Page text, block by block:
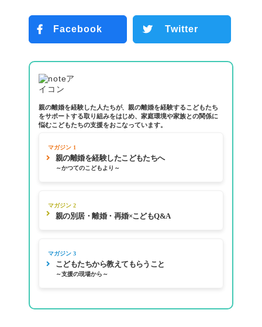
Facebook Twitter
親の離婚を経験した人たちが、親の離婚を経験するこどもたち
をサポートする取り組みをはじめ、家庭環境や家族との関係に
悩むこどもたちの支援をおこなっています。
マガジン 1
親の離婚を経験したこどもたちへ
～かつてのこどもより～
マガジン 2
親の別居・離婚・再婚×こどもQ&A
マガジン 3
こどもたちから教えてもらうこと
～支援の現場から～